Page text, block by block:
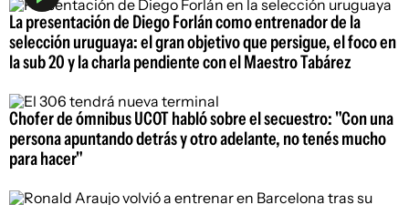
La presentación de Diego Forlán como entrenador de la
selección uruguaya: el gran objetivo que persigue, el foco en
la sub 20 y la charla pendiente con el Maestro Tabárez
Chofer de ómnibus UCOT habló sobre el secuestro: "Con una
persona apuntando detrás y otro adelante, no tenés mucho
para hacer"